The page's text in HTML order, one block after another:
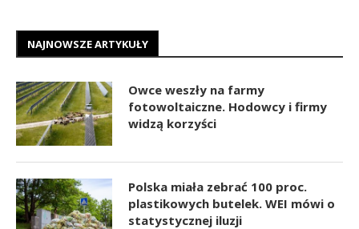
NAJNOWSZE ARTYKUŁY
Owce weszły na farmy
fotowoltaiczne. Hodowcy i firmy
widzą korzyści
Polska miała zebrać 100 proc.
plastikowych butelek. WEI mówi o
statystycznej iluzji